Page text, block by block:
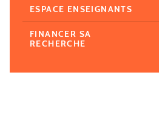
ESPACE ENSEIGNANTS
FINANCER SA
RECHERCHE